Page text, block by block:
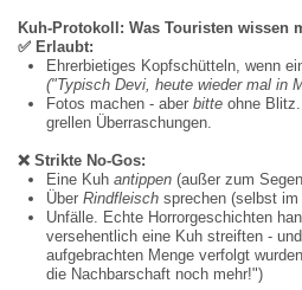
Kuh-Protokoll: Was Touristen wissen
✅ Erlaubt:
Ehrerbietiges Kopfschütteln, wenn
("Typisch Devi, heute wieder mal in
Fotos machen - aber bitte ohne
grellen Überraschungen.
❌ Strikte No-Gos:
Eine Kuh antippen (außer zum
Über Rindfleisch sprechen (selbst
Unfälle. Echte Horrorgeschichten
versehentlich eine Kuh streiften -
aufgebrachten Menge verfolgt
die Nachbarschaft noch mehr!")